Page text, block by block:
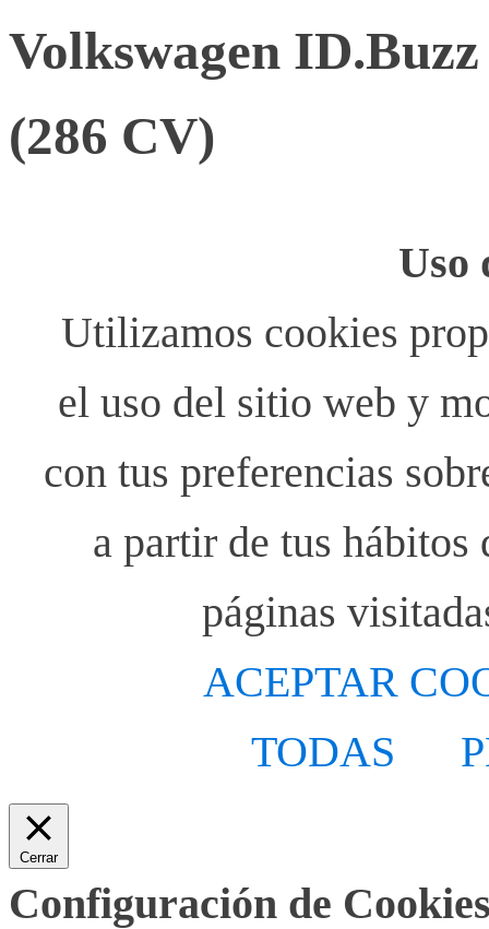
Volkswagen
(286 CV)
Uso
Utilizamos cookies
el uso del sitio web y
con tus preferencias
a partir de tus
páginas
ACEPTAR
TODAS
Cerrar
Configuración de